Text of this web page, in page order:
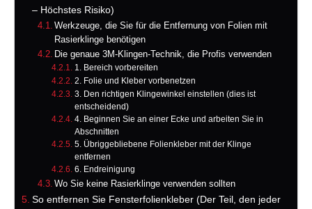
– Höchstes Risiko)
Werkzeuge, die Sie für die Entfernung von Folien mit
Rasierklinge benötigen
Die genaue 3M-Klingen-Technik, die Profis verwenden
1. Bereich vorbereiten
2. Folie und Kleber vorbenetzen
3. Den richtigen Klingewinkel einstellen (dies ist
entscheidend)
4. Beginnen Sie an einer Ecke und arbeiten Sie in
Abschnitten
5. Übriggebliebene Folienkleber mit der Klinge
entfernen
6. Endreinigung
Wo Sie keine Rasierklinge verwenden sollten
So entfernen Sie Fensterfolienkleber (Der Teil, den jeder